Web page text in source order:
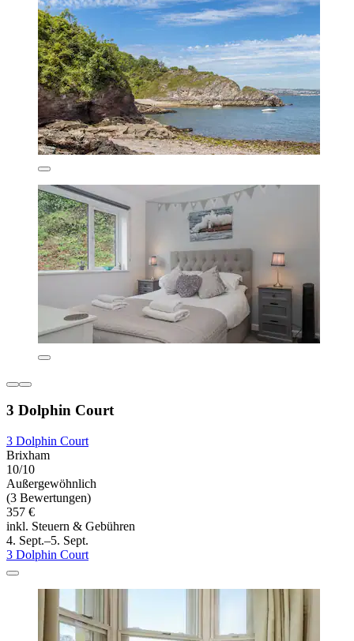
3 Dolphin Court
3 Dolphin Court
Brixham
10/10
Außergewöhnlich
(3 Bewertungen)
357 €
inkl. Steuern & Gebühren
4. Sept.–5. Sept.
3 Dolphin Court